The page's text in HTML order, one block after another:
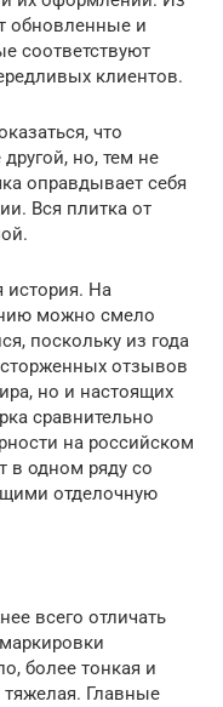
обновленные и
соответствуют
клиентов.
что
но, тем не
оправдывает себя
Вся плитка от
история. На
можно смело
поскольку из года
отзывов
но и настоящих
сравнительно
на российском
в одном ряду со
отделочную
всего отличать
более тонкая и
Главные